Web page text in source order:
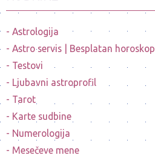
Astrologija
Astro servis | Besplatan horoskop
Testovi
Ljubavni astroprofil
Tarot
Karte sudbine
Numerologija
Mesečeve mene